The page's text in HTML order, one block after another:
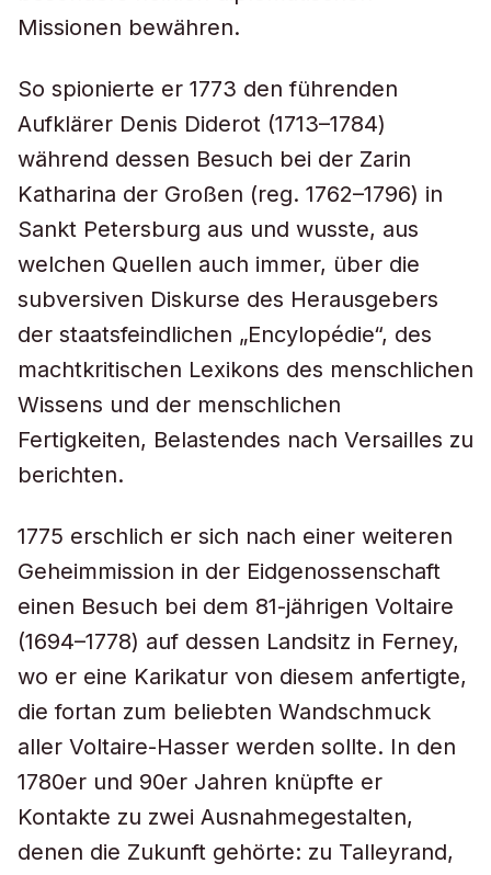
Missionen bewähren.
So spionierte er 1773 den führenden
Aufklärer Denis Diderot (1713–1784)
während dessen Besuch bei der Zarin
Katharina der Großen (reg. 1762–1796) in
Sankt Petersburg aus und wusste, aus
welchen Quellen auch immer, über die
subversiven Diskurse des Herausgebers
der staatsfeindlichen „Encylopédie“, des
machtkritischen Lexikons des menschlichen
Wissens und der menschlichen
Fertigkeiten, Belastendes nach Versailles zu
berichten.
1775 erschlich er sich nach einer weiteren
Geheimmission in der Eidgenossenschaft
einen Besuch bei dem 81-jährigen Voltaire
(1694–1778) auf dessen Landsitz in Ferney,
wo er eine Karikatur von diesem anfertigte,
die fortan zum beliebten Wandschmuck
aller Voltaire-Hasser werden sollte. In den
1780er und 90er Jahren knüpfte er
Kontakte zu zwei Ausnahmegestalten,
denen die Zukunft gehörte: zu Talleyrand,